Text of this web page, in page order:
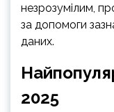
незрозумілим,
за допомоги
даних.
2025